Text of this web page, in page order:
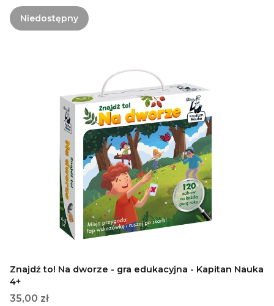
Niedostępny
Znajdź to! Na dworze - gra edukacyjna - Kapitan Nauka
4+
Cena
35,00 zł